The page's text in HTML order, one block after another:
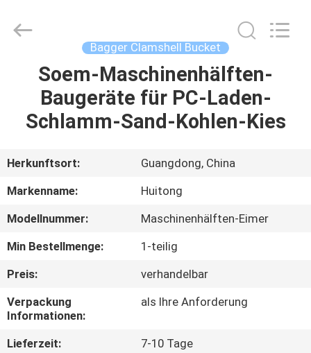
HAUSE
VR-
SHOW
ÜBER
UNS
WERKSBESICHTIGUNG
Bagger Clamshell Bucket
Soem-Maschinenhälften-
Baugeräte für PC-Laden-
Schlamm-Sand-Kohlen-Kies
Herkunftsort:
Guangdong, China
Markenname:
Huitong
Modellnummer:
Maschinenhälften-Eimer
Min Bestellmenge:
1-teilig
Preis:
verhandelbar
Verpackung
Informationen:
als Ihre Anforderung
Lieferzeit:
7-10 Tage